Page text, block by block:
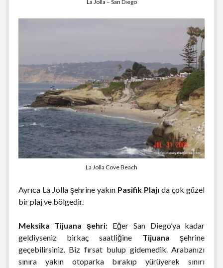
La Jolla – San Diego
La Jolla Cove Beach
Ayrıca La Jolla şehrine yakın Pasifik Plajı da çok güzel
bir plaj ve bölgedir.
Meksika Tijuana şehri: Eğer San Diego’ya kadar
geldiyseniz birkaç saatliğine Tijuana şehrine
geçebilirsiniz. Biz fırsat bulup gidemedik. Arabanızı
sınıra yakın otoparka bırakıp yürüyerek sınırı